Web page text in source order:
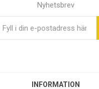
Nyhetsbrev
INFORMATION